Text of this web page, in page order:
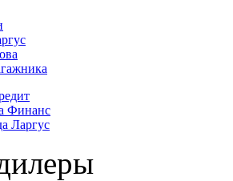
Финанс
Ларгус